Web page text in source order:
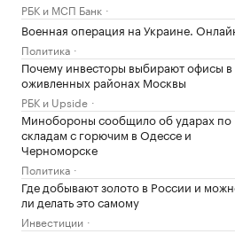
РБК и МСП Банк
Военная операция на Украине.
Политика
Почему инвесторы выбирают офисы в
оживленных районах Москвы
РБК и Upside
Минобороны сообщило об ударах по
складам с горючим в Одессе и
Черноморске
Политика
Где добывают золото в России и
ли делать это самому
Инвестиции